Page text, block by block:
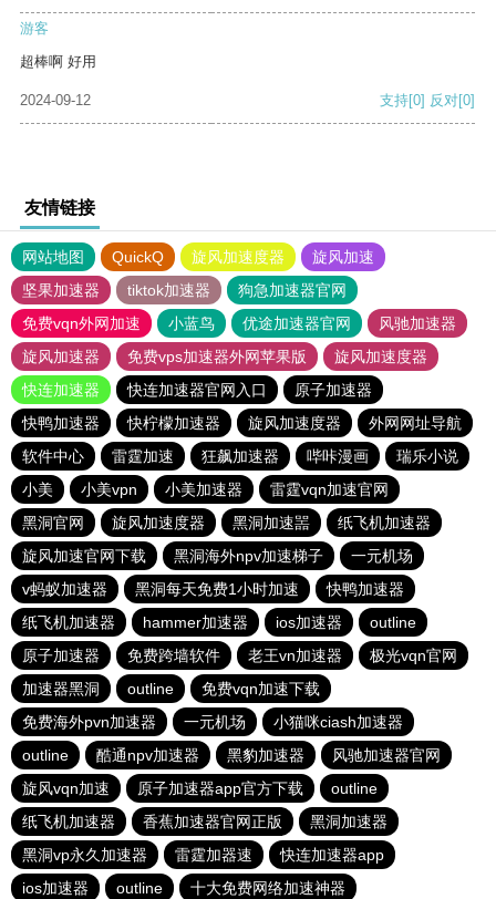
游客
超棒啊 好用
2024-09-12 支持[0] 反对[0]
友情链接
网站地图 QuickQ 旋风加速度器
旋风加速
坚果加速器
tiktok加速器
狗急加速器官网
免费vqn外网加速
小蓝鸟 优途加速器官网
风驰加速器
旋风加速器
免费vps加速器外网苹果版
旋风加速度器
快连加速器
快连加速器官网入口
原子加速器
快鸭加速器
快柠檬加速器 旋风加速度器
外网网址导航
软件中心
雷霆加速 狂飙加速器 哔咔漫画
瑞乐小说
小美
小美vpn 小美加速器
雷霆vqn加速官网
黑洞官网
旋风加速度器 黑洞加速噐
纸飞机加速器
旋风加速官网下载
黑洞海外npv加速梯子
一元机场
v蚂蚁加速器
黑洞每天免费1小时加速
快鸭加速器
纸飞机加速器
hammer加速器 ios加速器
outline
原子加速器
免费跨墙软件 老王vn加速器
极光vqn官网
加速器黑洞
outline
免费vqn加速下载
免费海外pvn加速器
一元机场
小猫咪ciash加速器
outline
酷通npv加速器 黑豹加速器
风驰加速器官网
旋风vqn加速
原子加速器app官方下载
outline
纸飞机加速器
香蕉加速器官网正版
黑洞加速器
黑洞vp永久加速器
雷霆加器速
快连加速器app
ios加速器
outline 十大免费网络加速神器